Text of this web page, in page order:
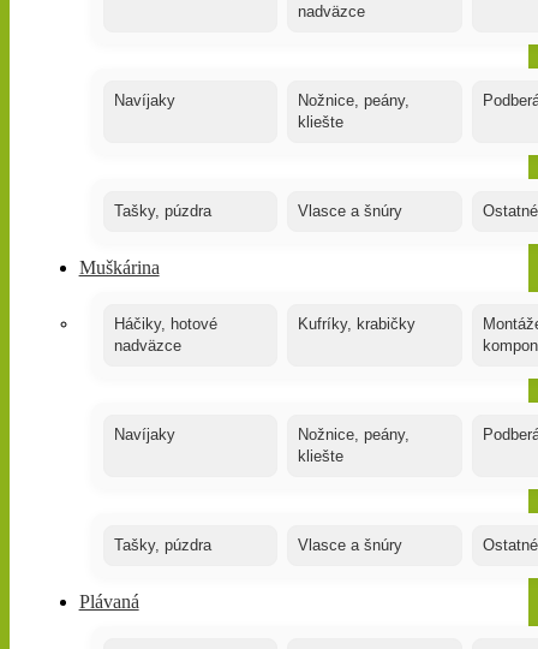
nadväzce
Navíjaky
Nožnice, peány,
kliešte
Tašky, púzdra Vlasce a šnúry Ostatné
Muškárina
Háčiky, hotové
nadväzce
Kufríky, krabičky
Navíjaky
Nožnice, peány,
kliešte
Tašky, púzdra Vlasce a šnúry
Plávaná